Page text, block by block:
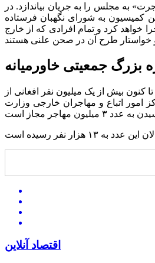
به مجلس را به جریان بیاندازد. در
این کمیسیون به شورای نگهبان فرستاده
خواهد کرد و تمام افرادی که از خارج
بزرگ جمعیتی خاورمیانه
طرح خروج اتباع با توجه به معیارهای بین‌المللی و تعداد مهاجران موجود، پروژه بزرگی است که ایران دست به اجرای آن زد.بنا به اعلام سازمان ملل از ابتدای سال ۱۴۰۴ تا کنون بیش از یک میلیون نفر افغانی از
نفر خواهد رسید. نادر یاراحمدی، رئیس مرکز امور اتباع و مهاجران خارجی وزارت
اقتصاد آنلاین